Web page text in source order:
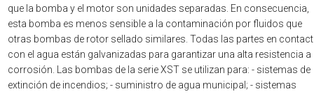
que la bomba y el motor son unidades separadas. En consecuencia,
esta bomba es menos sensible a la contaminación por fluidos que
otras bombas de rotor sellado similares. Todas las partes en
con el agua están galvanizadas para garantizar una alta resistencia a
corrosión. Las bombas de la serie XST se utilizan para: - sistemas de
extinción de incendios; - suministro de agua municipal; - sistemas